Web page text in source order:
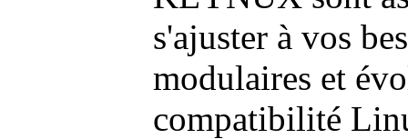
s'ajuster à vos
modulaires et
compatibilité